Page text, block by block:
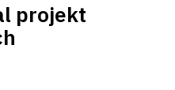
projekt